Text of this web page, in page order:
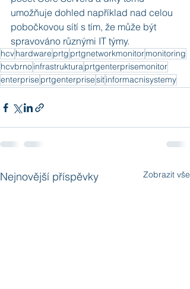
umožňuje dohled například nad celou
pobočkovou sítí s tím, že může být
spravováno různými IT týmy.
hcvhardware prtg prtgnetworkmonitormonitoring
hcvbrnoinfrastrukturaprtgenterprisemonitor
enterprise prtgenterprisesitinformacnisystemy
Nejnovější příspěvky Zobrazit vše